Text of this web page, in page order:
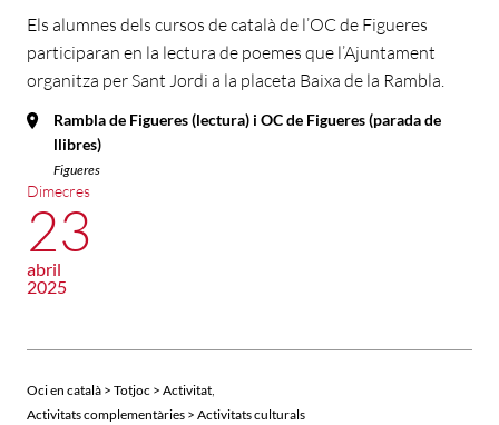
Els alumnes dels cursos de català de l’OC de Figueres
participaran en la lectura de poemes que l’Ajuntament
organitza per Sant Jordi a la placeta Baixa de la Rambla.
Rambla de Figueres (lectura) i OC de Figueres (parada de
llibres)
Figueres
Dimecres
23
abril
2025
Oci en català > Totjoc > Activitat
Activitats complementàries > Activitats culturals